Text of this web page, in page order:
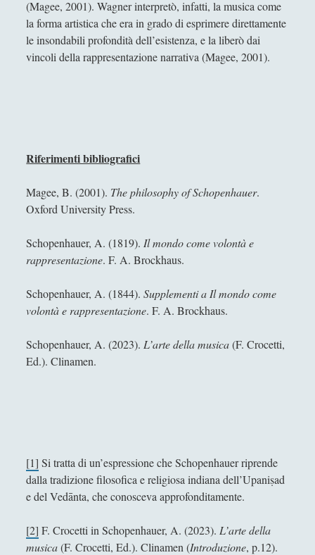
Emanuele Franz
Enrico Pili
Federica Mazzocchini
Giacomo Carrus
Giada Salvati
Giangiuseppe Pili
Giorgio Della Rocca
Giovanni Ingrosso
Giuseppe Cacciatore
Giuseppe Ragunì
Guido Del Santo
Ivano E. Pollini
Matteo Bucalossi
Michele Diodati
Paolo Meneghetti
(Magee, 2001). Wagner interpretò, infatti, la musica come
la forma artistica che era in grado di esprimere direttamente
le insondabili profondità dell’esistenza, e la liberò dai
vincoli della rappresentazione narrativa (Magee, 2001).
Riferimenti bibliografici
Magee, B. (2001). The philosophy of Schopenhauer.
Oxford University Press.
Schopenhauer, A. (1819). Il mondo come volontà e
rappresentazione. F. A. Brockhaus.
Schopenhauer, A. (1844).Supplementi a Il mondo come
volontà e rappresentazione. F. A. Brockhaus.
Schopenhauer, A. (2023). L’arte della musica(F. Crocetti,
Ed.). Clinamen.
[1] Si tratta di un’espressione che Schopenhauer riprende
dalla tradizione filosofica e religiosa indiana dell’Upaniṣad
e del Vedānta, che conosceva approfonditamente.
[2] F. Crocetti in Schopenhauer, A. (2023). L’arte della
musica(F. Crocetti, Ed.). Clinamen (Introduzione, p.12).